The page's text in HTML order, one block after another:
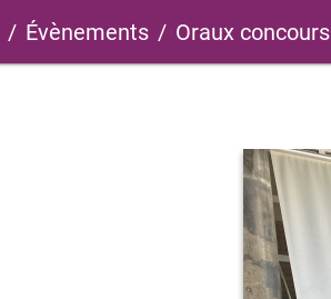
Évènements Oraux concours